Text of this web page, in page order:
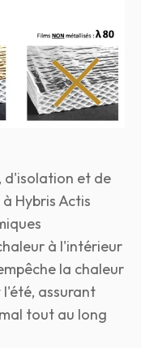
d'isolation et de
Hybris Actis
à l'intérieur
la chaleur
assurant
tout au long